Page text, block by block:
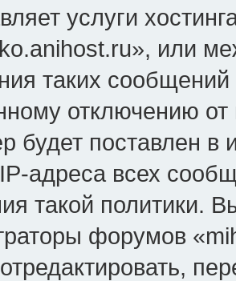
услуги
или
таких
отключению
будет поставлен в
адреса всех
такой политики.
форумов